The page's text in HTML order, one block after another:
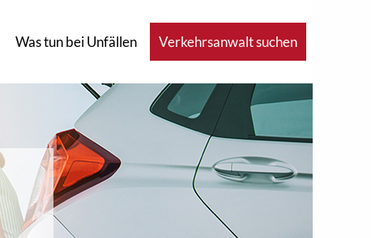
Was tun bei Unfällen Verkehrsanwalt suchen